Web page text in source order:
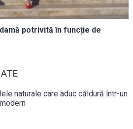
potrivită în funcție de
naturale care aduc căldură într-un